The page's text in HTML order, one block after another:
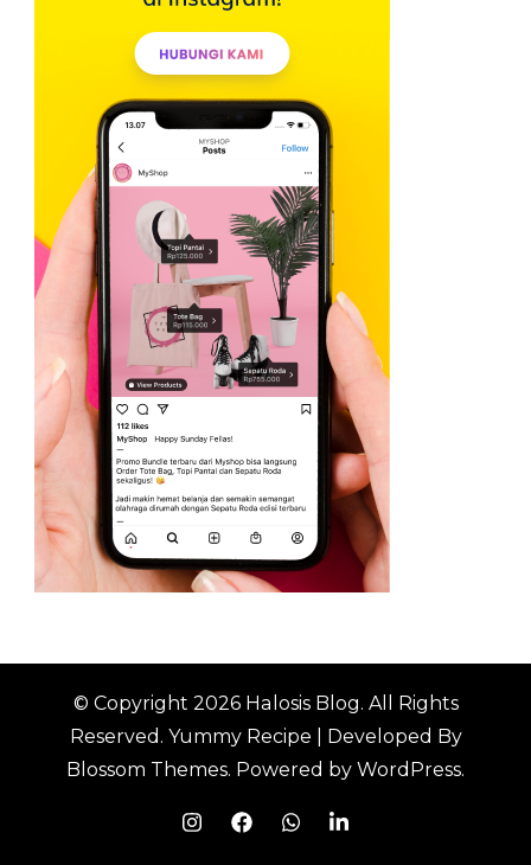
© Copyright 2026 Halosis Blog. All Rights
Reserved. Yummy Recipe | Developed By
Blossom Themes. Powered by WordPress.